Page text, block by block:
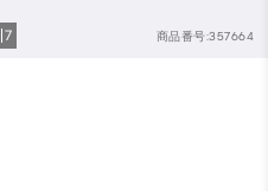
商品番号:357664
7